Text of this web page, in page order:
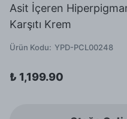
Asit İçeren
Karşıtı Krem
Ürün Kodu: YPD-PCL00248
₺ 1,199.90